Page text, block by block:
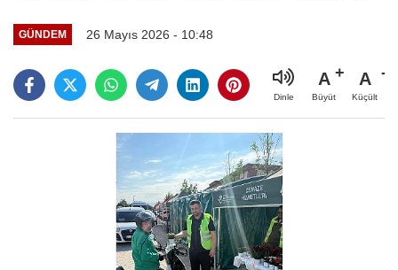
GÜNDEM 26 Mayıs 2026 - 10:48
Dinle
A
Büyüt
A
Küçült